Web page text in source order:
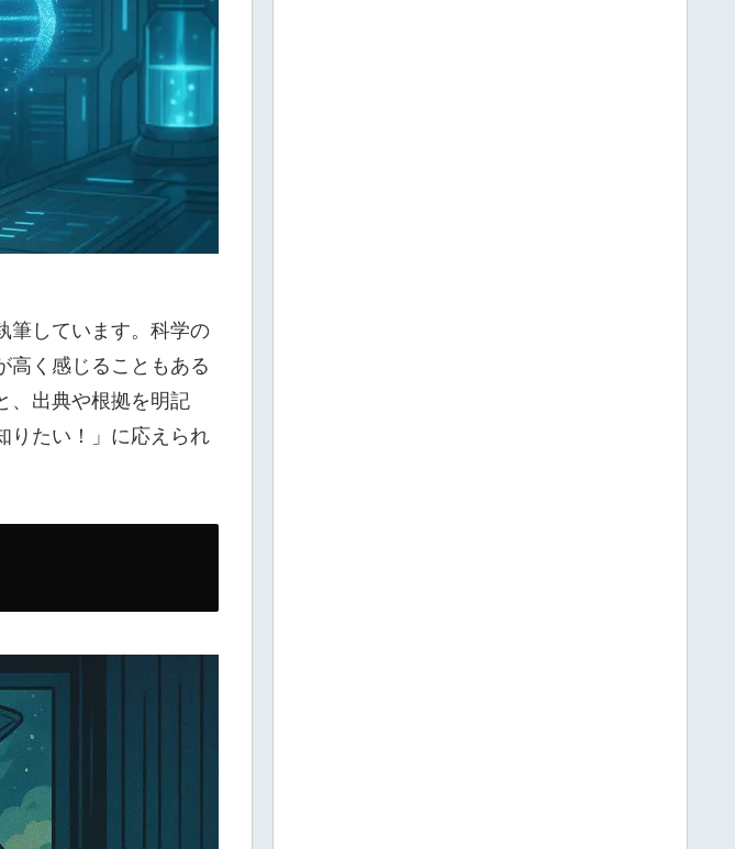
筆しています。科学の
高く感じることもある
、出典や根拠を明記
りたい！」に応えられ